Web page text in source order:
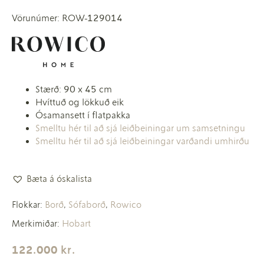
Vörunúmer: ROW-129014
Stærð: 90 x 45 cm
Hvíttuð og lökkuð eik
Ósamansett í flatpakka
Smelltu hér til að sjá leiðbeiningar um samsetningu
Smelltu hér til að sjá leiðbeiningar varðandi umhirðu
Bæta á óskalista
Flokkar: Borð, Sófaborð, Rowico
Merkimiðar: Hobart
122.000 kr.